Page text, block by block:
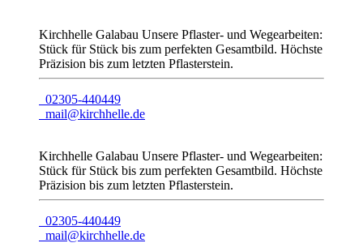
Kirchhelle Galabau Unsere Pflaster- und Wegearbeiten:
Stück für Stück bis zum perfekten Gesamtbild. Höchste
Präzision bis zum letzten Pflasterstein.
02305-440449
mail@kirchhelle.de
Kirchhelle Galabau Unsere Pflaster- und Wegearbeiten:
Stück für Stück bis zum perfekten Gesamtbild. Höchste
Präzision bis zum letzten Pflasterstein.
02305-440449
mail@kirchhelle.de